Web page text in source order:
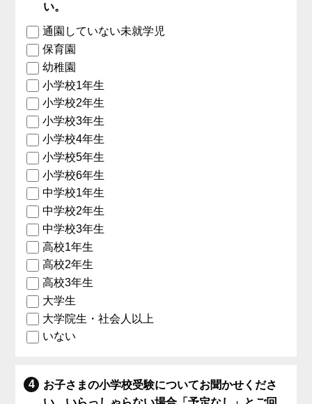
い。
通園していない未就学児
保育園
幼稚園
小学校1年生
小学校2年生
小学校3年生
小学校4年生
小学校5年生
小学校6年生
中学校1年生
中学校2年生
中学校3年生
高校1年生
高校2年生
高校3年生
大学生
大学院生・社会人以上
いない
お子さまの小学校受験についてお聞かせくださ